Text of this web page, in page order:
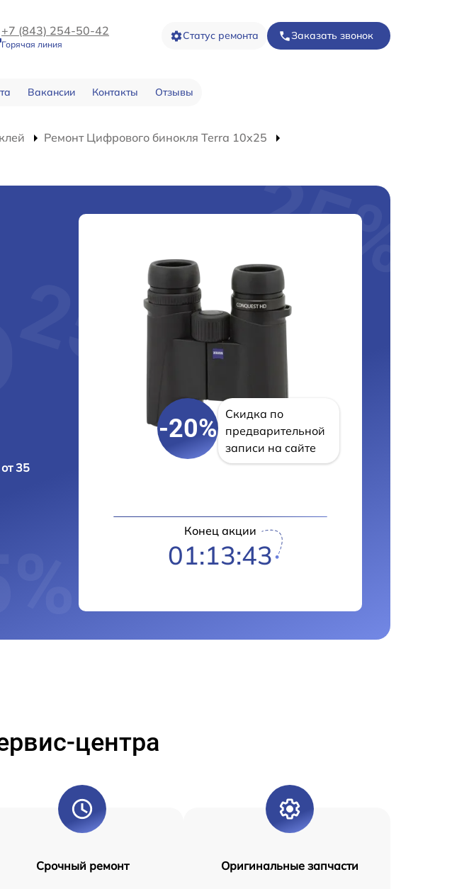
+7 (843) 254-50-42
Горячая линия
Статус ремонта Заказать звонок
Вакансии Контакты Отзывы
Ремонт Цифрового бинокля Terra 10x25
35
-20%
Скидка по
предварительной
записи на сайте
Конец акции
01:13:42
центра
Срочный ремонт Оригинальные запчасти